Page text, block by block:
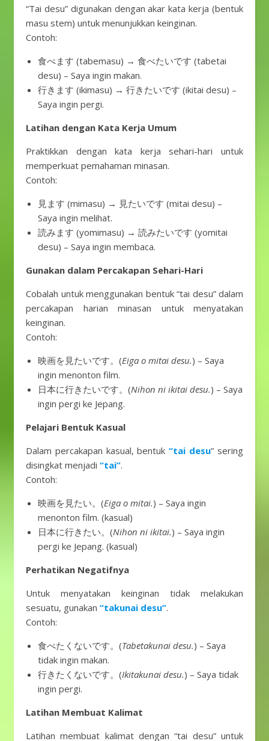
“Tai desu” digunakan dengan akar kata kerja (bentuk
masu stem) untuk menunjukkan keinginan.
Contoh:
食べます (tabemasu) → 食べたいです (tabetai
desu) – Saya ingin makan.
行きます (ikimasu) → 行きたいです (ikitai desu) –
Saya ingin pergi.
Latihan dengan Kata Kerja Umum
Praktikkan dengan kata kerja sehari-hari untuk
memperkuat pemahaman minasan.
Contoh:
見ます (mimasu) → 見たいです (mitai desu) –
Saya ingin melihat.
読みます (yomimasu) → 読みたいです (yomitai
desu) – Saya ingin membaca.
Gunakan dalam Percakapan Sehari-Hari
Cobalah untuk menggunakan bentuk “tai desu” dalam
percakapan harian minasan untuk menyatakan
keinginan.
Contoh:
映画を見たいです。(Eiga o mitai desu.) – Saya
ingin menonton film.
日本に行きたいです。(Nihon ni ikitai desu.) – Saya
ingin pergi ke Jepang.
Pelajari Bentuk Kasual
Dalam percakapan kasual, bentuk“tai desu” sering
disingkat menjadi “tai”.
Contoh:
映画を見たい。(Eiga o mitai.) – Saya ingin
menonton film. (kasual)
日本に行きたい。(Nihon ni ikitai.) – Saya ingin
pergi ke Jepang. (kasual)
Perhatikan Negatifnya
Untuk menyatakan keinginan tidak melakukan
sesuatu, gunakan “takunai desu”.
Contoh:
食べたくないです。(Tabetakunai desu.) – Saya
tidak ingin makan.
行きたくないです。(Ikitakunai desu.) – Saya tidak
ingin pergi.
Latihan Membuat Kalimat
Latihan membuat kalimat dengan “tai desu” untuk